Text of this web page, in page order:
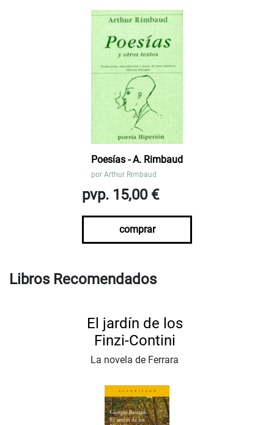
Poesías - A. Rimbaud
por Arthur Rimbaud
pvp. 15,00 €
comprar
Libros Recomendados
El jardín de los
Finzi-Contini
La novela de Ferrara